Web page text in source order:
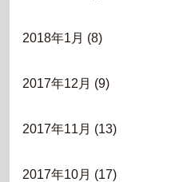
2018年1月 (8)
2017年12月 (9)
2017年11月 (13)
2017年10月 (17)